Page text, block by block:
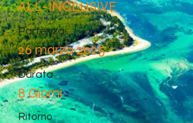
ALL-INCLUSIVE
Partenza
26 marzo 2025
Durata
8 Giorni
Ritorno